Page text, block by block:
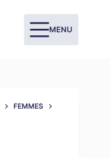
MENU
FEMMES